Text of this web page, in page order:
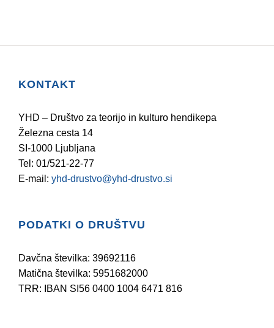
KONTAKT
YHD – Društvo za teorijo in kulturo hendikepa
Železna cesta 14
SI-1000 Ljubljana
Tel: 01/521-22-77
E-mail: yhd-drustvo@yhd-drustvo.si
PODATKI O DRUŠTVU
Davčna številka: 39692116
Matična številka: 5951682000
TRR: IBAN SI56 0400 1004 6471 816